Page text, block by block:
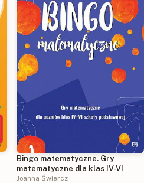
Bingo matematyczne. Gry
matematyczne dla klas IV-VI
Joanna Świercz